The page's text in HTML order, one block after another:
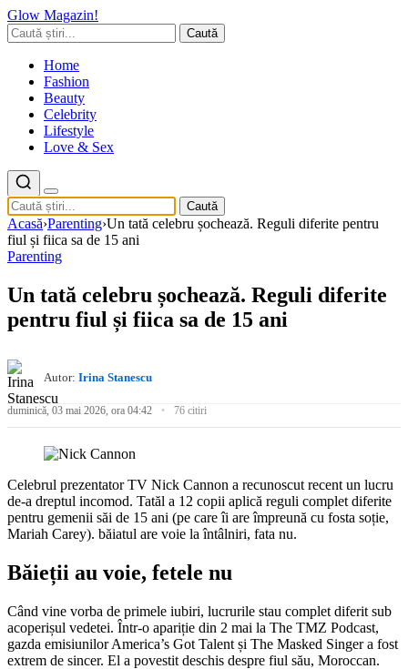
Glow Magazin!
Caută
Home
Fashion
Beauty
Celebrity
Lifestyle
Love & Sex
Caută
Acasă›Parenting›Un tată celebru șochează. Reguli diferite pentru
fiul și fiica sa de 15 ani
Parenting
Un tată celebru șochează. Reguli diferite
pentru fiul și fiica sa de 15 ani
Autor: Irina Stanescu
duminică, 03 mai 2026, ora 04:42 76 citiri
Celebrul prezentator TV Nick Cannon a recunoscut recent un lucru
de-a dreptul incomod. Tatăl a 12 copii aplică reguli complet diferite
pentru gemenii săi de 15 ani (pe care îi are împreună cu fosta soție,
Mariah Carey). băiatul are voie la întâlniri, fata nu.
Băieții au voie, fetele nu
Când vine vorba de primele iubiri, lucrurile stau complet diferit sub
acoperișul vedetei. Într-o apariție din 2 mai la The TMZ Podcast,
gazda emisiunilor America’s Got Talent și The Masked Singer a fost
extrem de sincer. El a povestit deschis despre fiul său, Moroccan.